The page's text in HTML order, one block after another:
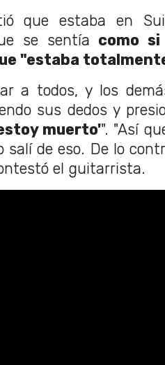
que estaba en
se sentía como
"estaba
a todos, y los
sus dedos y
muerto'". "Así
salí de eso. De lo
el guitarrista.